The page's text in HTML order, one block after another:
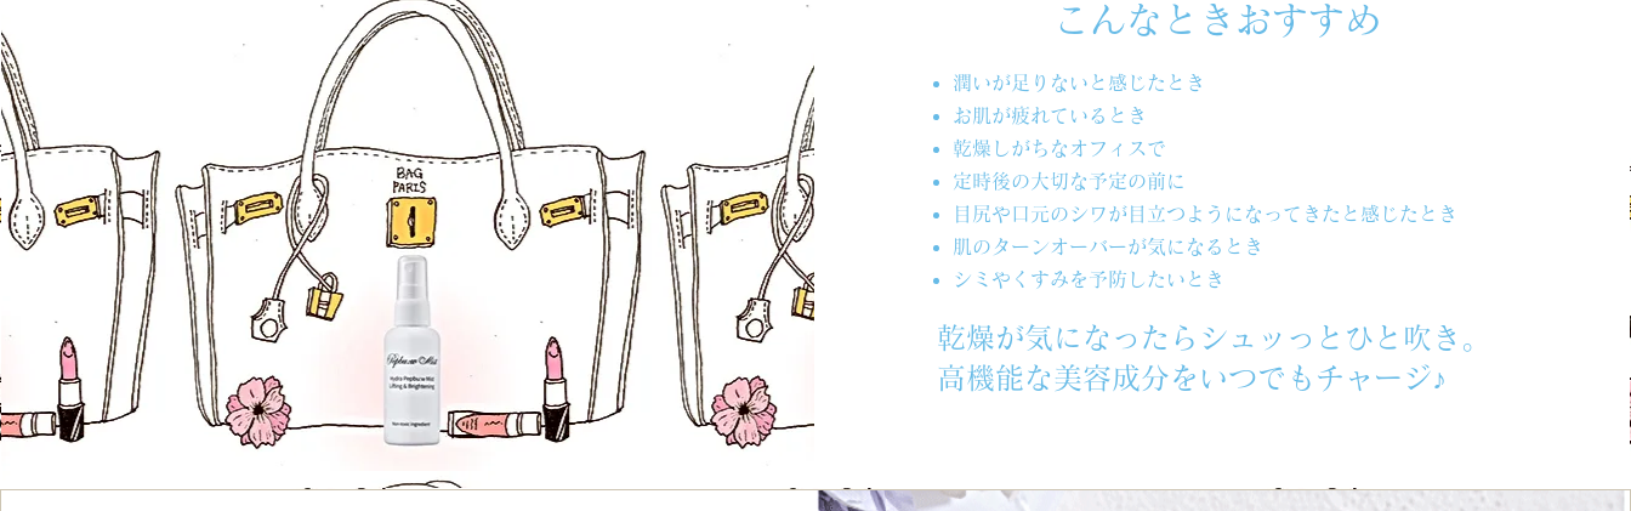
こんなときおすすめ
潤いが足りないと感じたとき
お肌が疲れているとき
乾燥しがちなオフィスで
定時後の大切な予定の前に
目尻や口元のシワが目立つようになってきたと感じたとき
肌のターンオーバーが気になるとき
シミやくすみを予防したいとき
乾燥が気になったらシュッっとひと吹き。
高機能な美容成分をいつでもチャージ♪